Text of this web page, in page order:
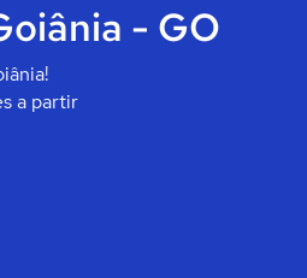
- GO
a partir